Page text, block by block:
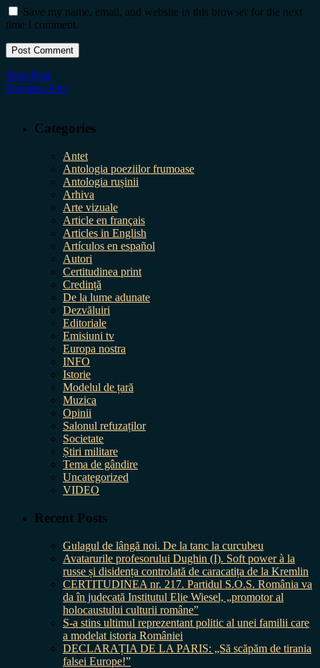
Save my name, email, and website in this browser for the next
time I comment.
Next Post
Previous Post
Categories
Antet
Antologia poeziilor frumoase
Antologia rușinii
Arhiva
Arte vizuale
Article en français
Articles in English
Artículos en español
Autori
Certitudinea print
Credință
De la lume adunate
Dezvăluiri
Editoriale
Emisiuni tv
Europa nostra
INFO
Istorie
Modelul de țară
Muzica
Opinii
Salonul refuzaților
Societate
Știri militare
Tema de gândire
Uncategorized
VIDEO
Recent Posts
Gulagul de lângă noi. De la tanc la curcubeu
Avatarurile profesorului Dughin (I). Soft power à la
russe și disidența controlată de caracatița de la Kremlin
CERTITUDINEA nr. 217. Partidul S.O.S. România va
da în judecată Institutul Elie Wiesel, „promotor al
holocaustului culturii române”
S-a stins ultimul reprezentant politic al unei familii care
a modelat istoria României
DECLARAȚIA DE LA PARIS: „Să scăpăm de tirania
falsei Europe!”